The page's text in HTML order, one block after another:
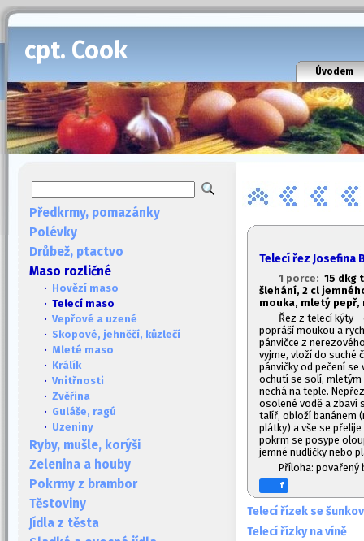
cpt. Cook
Úvodem
Předkrmy, pomazánky
Polévky
Drůbež, ptactvo
Maso rozličné
· Hovězí maso
· Telecí maso
· Vepřové a uzené
· Skopové, jehněčí, kůzlečí
· Mleté maso
· Králík
· Vnitřnosti
· Zvěřina
· Guláše, ragú
· Uzeniny
Ryby, mušle, korýši
Zelenina a houby
Pokrmy z brambor
Těstoviny
Jídla z těsta
Telecí řez Josefina
1 porce: 15 dkg
šlehání, 2 cl
mouka, mletý pepř,
Řez z telecí kýty
popráší moukou a
pánvičce z
vyjme, vloží do suché
pánvičky od pečení
ochutí se solí, mletým
nechá na teple.
osolené vodě a zbaví
talíř, obloží banánem
plátky) a vše se
pokrm se posype
jemné nudličky nebo
Příloha: povařený
f
Telecí řízek se
Telecí řízky na víně